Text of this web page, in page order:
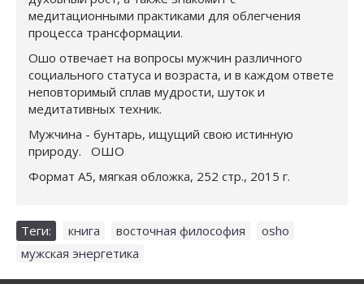
медитационными практиками для облегчения
процесса трансформации.
Ошо отвечает на вопросы мужчин различного
социального статуса и возраста, и в каждом ответе
неповторимый сплав мудрости, шуток и
медитативных техник.
Мужчина - бунтарь, ищущий свою истинную
природу. ОШО
Формат А5, мягкая обложка, 252 стр., 2015 г.
Теги: книга восточная философия osho
мужская энергетика